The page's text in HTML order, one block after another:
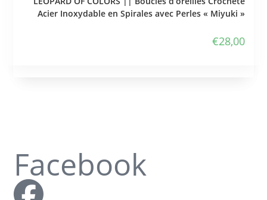
Acier Inoxydable en Spirales avec Perles « Miyuki »
€28,00
Facebook